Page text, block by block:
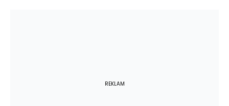
REKLAM